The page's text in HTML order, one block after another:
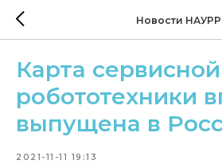
Новости НАУРР
Карта сервисной
робототехники
выпущена в
2021-11-11 19:13